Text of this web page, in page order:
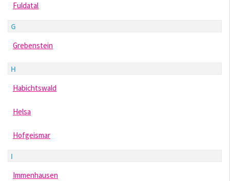
Fuldatal
G
Grebenstein
H
Habichtswald
Helsa
Hofgeismar
I
Immenhausen